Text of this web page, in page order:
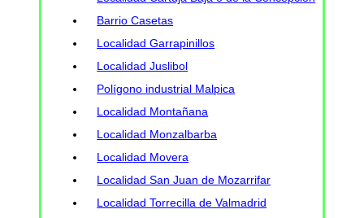
Barrio Casetas
Localidad Garrapinillos
Localidad Juslibol
Polígono industrial Malpica
Localidad Montañana
Localidad Monzalbarba
Localidad Movera
Localidad San Juan de Mozarrifar
Localidad Torrecilla de Valmadrid